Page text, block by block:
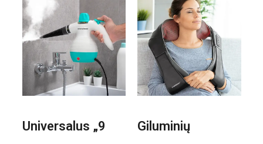
Universalus „9
Giluminių